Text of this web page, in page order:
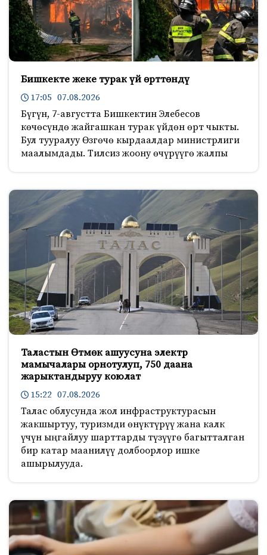
Бишкекте жеке турак үй өрттөндү
17:05 07.08.2026
Бүгүн, 7-августта Бишкектин Элебесов
көчөсүндө жайгашкан турак үйдөн өрт чыкты.
Бул тууралуу Өзгөчө кырдаалдар министрлиги
маалымдады. Тилсиз жоону өчүрүүгө жалпы
Таластын Өтмөк ашуусуна электр
мамычалары орнотулуп, 750 даана
жарыктандыруу коюлат
15:22 07.08.2026
Талас облусунда жол инфраструктурасын
жакшыртуу, туризмди өнүктүрүү жана калк
үчүн ыңгайлуу шарттарды түзүүгө багытталган
бир катар маанилүү долбоорлор ишке
ашырылууда.